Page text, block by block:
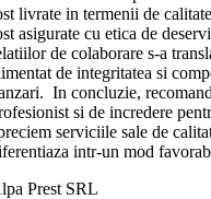
livrate in termenii de
asigurate cu etica de
de colaborare s-a
de integritatea si
In concluzie,
si de incredere
serviciile sale de
intr-un mod
Prest SRL